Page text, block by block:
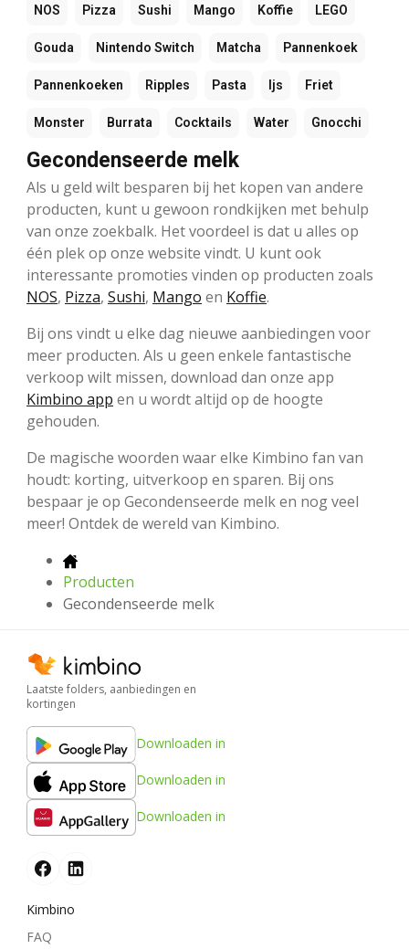
NOS Pizza Sushi Mango Koffie LEGO
Gouda Nintendo Switch Matcha Pannenkoek
Pannenkoeken Ripples Pasta Ijs Friet
Monster Burrata Cocktails Water Gnocchi
Gecondenseerde melk
Als u geld wilt besparen bij het kopen van andere
producten, kunt u gewoon rondkijken met behulp
van onze zoekbalk. Het voordeel is dat u alles op
één plek op onze website vindt. U kunt ook
interessante promoties vinden op producten zoals
NOS, Pizza, Sushi, Mango en Koffie.
Bij ons vindt u elke dag nieuwe aanbiedingen voor
meer producten. Als u geen enkele fantastische
verkoop wilt missen, download dan onze app
Kimbino app en u wordt altijd op de hoogte
gehouden.
De magische woorden waar elke Kimbino fan van
houdt: korting, uitverkoop en sparen. Bij ons
bespaar je op Gecondenseerde melk en nog veel
meer! Ontdek de wereld van Kimbino.
Producten
Gecondenseerde melk
Laatste folders, aanbiedingen en
kortingen
Downloaden in
Downloaden in
Downloaden in
Kimbino
FAQ